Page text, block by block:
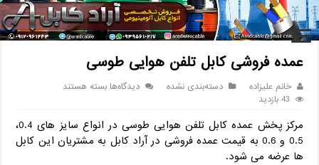
خانه / دسته‌بندی نشده / عمده فروشی کابل تلفن هوایی طوسی
عمده فروشی کابل تلفن هوایی طوسی
خانم علیزاده دسته‌بندی نشده دیدگاه‌هابرای
کابل
تلفن
هوایی
بسته هستند
43 بازدید
مرکز پخش عمده کابل تلفن هوایی طوسی در انواع سایز های 0.4،
0.5 و 0.6 به قیمت عمده فروشی در آراد کابل به مشتریان این کابل
ها عرضه می شود.